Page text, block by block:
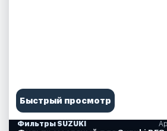
Быстрый просмотр
Фильтры SUZUKI